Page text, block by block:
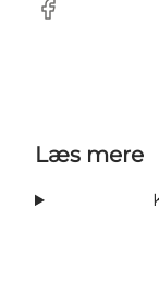
Facebook
Læs mere